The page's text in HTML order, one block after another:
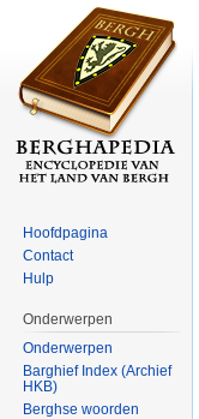
Hoofdpagina
Contact
Hulp
Onderwerpen
Onderwerpen
Barghief Index (Archief
HKB)
Berghse woorden